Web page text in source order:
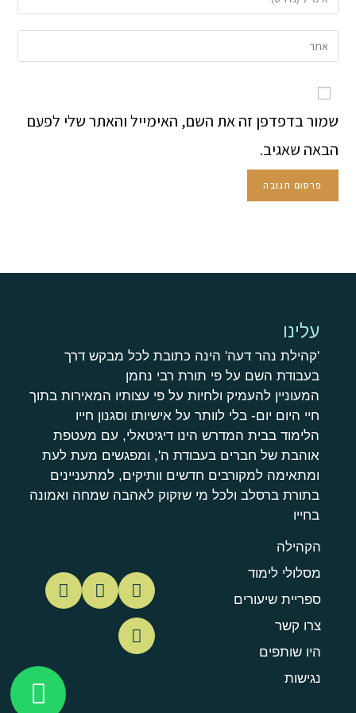
שמור בדפדפן זה את השם, האימייל והאתר שלי לפעם
הבאה שאגיב.
עלינו
'קהילת נהר דעה' הינה כתובת לכל מבקש דרך
בעבודת השם על פי תורת רבי נחמן
המעוניין להעמיק ולחיות על פי עצותיו המאירות בתוך
חיי היום יום- בלי לוותר על אישיותו וסגנון חייו
הלימוד בבית המדרש הינו דיגיטאלי, עם מעטפת
אוהבת של חברים בעבודת ה', ומפגשים מעת לעת
ומתאימה למקורבים חדשים וותיקים, למתעניינים
בתורת ברסלב ולכל מי שזקוק לאהבה שמחה ואמונה
בחייו
הקהילה
מסלולי לימוד
ספריית שיעורים
צרו קשר
היו שותפים
נגישות